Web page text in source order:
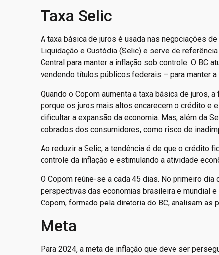
Taxa Selic
A taxa básica de juros é usada nas negociações
Liquidação e Custódia (Selic) e serve de
Central para manter a inflação sob controle. O BC
vendendo títulos públicos federais – para manter
Quando o Copom aumenta a taxa básica de juros,
porque os juros mais altos encarecem o crédito e
dificultar a expansão da economia. Mas, além da
cobrados dos consumidores, como risco de
Ao reduzir a Selic, a tendência é de que o crédito
controle da inflação e estimulando a atividade
O Copom reúne-se a cada 45 dias. No primeiro
perspectivas das economias brasileira e mundial
Copom, formado pela diretoria do BC, analisam as
Meta
Para 2024, a meta de inflação que deve ser